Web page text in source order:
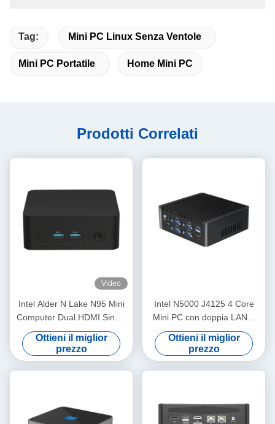
Tag: Mini PC Linux Senza Ventole
Mini PC Portatile Home Mini PC
Prodotti Correlati
Video
Intel Alder N Lake N95 Mini
Computer Dual HDMI Single
LAN DDR4 16G Mini PC
portatile
Ottieni il miglior
prezzo
Intel N5000 J4125 4 Core
Mini PC con doppia LAN 6
COM e DDR4 fino a 8G
Ottieni il miglior
prezzo